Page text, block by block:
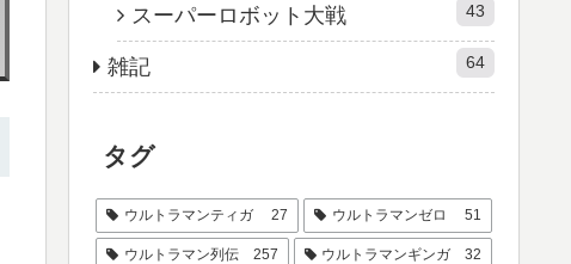
スーパーロボット大戦 43
雑記 64
タグ
ウルトラマンティガ 27 ウルトラマンゼロ 51
ウルトラマン列伝 257 ウルトラマンギンガ 32